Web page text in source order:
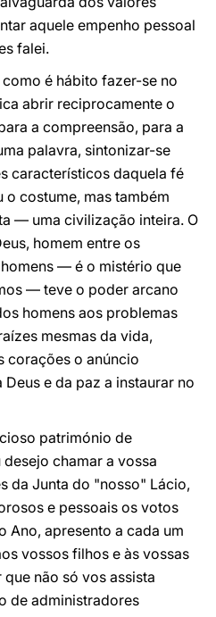
aquele empenho pessoal
falei.
é hábito fazer-se no
abrir reciprocamente o
a compreensão, para a
palavra, sintonizar-se
característicos daquela fé
costume, mas também
— uma civilização inteira. O
homem entre os
— é o mistério que
— teve o poder arcano
homens aos problemas
mesmas da vida,
corações o anúncio
e da paz a instaurar no
património de
chamar a vossa
da Junta do "nosso" Lácio,
e pessoais os votos
Ano, apresento a cada um
vossos filhos e às vossas
não só vos assista
de administradores